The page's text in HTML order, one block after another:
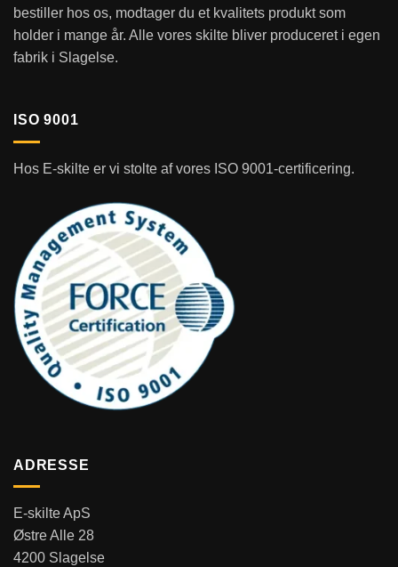
bestiller hos os, modtager du et kvalitets produkt som
holder i mange år. Alle vores skilte bliver produceret i egen
fabrik i Slagelse.
ISO 9001
Hos E-skilte er vi stolte af vores ISO 9001-certificering.
ADRESSE
E-skilte ApS
Østre Alle 28
4200 Slagelse